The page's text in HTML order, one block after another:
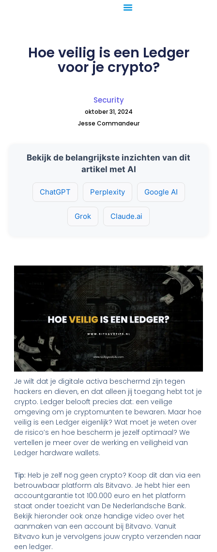
Hoe veilig is een Ledger
voor je crypto?
Security
oktober 31, 2024
Jesse Commandeur
Bekijk de belangrijkste inzichten van dit
artikel met AI
ChatGPT Perplexity Google AI
Grok Claude.ai
Je wilt dat je digitale activa beschermd zijn tegen
hackers en dieven, en dat alleen jij toegang hebt tot je
crypto. Ledger belooft precies dat: een veilige
omgeving om je cryptomunten te bewaren. Maar hoe
veilig is een Ledger eigenlijk? Wat moet je weten over
de risico’s en hoe bescherm je jezelf optimaal? We
vertellen je meer over de werking en veiligheid van
Ledger hardware wallets.
Tip: Heb je zelf nog geen crypto? Koop dit dan via een
betrouwbaar platform als Bitvavo. Je hebt hier een
accountgarantie tot 100.000 euro en het platform
staat onder toezicht van De Nederlandsche Bank.
Bekijk hieronder ook onze handige video over het
aanmaken van een account bij Bitvavo. Vanuit
Bitvavo kun je vervolgens jouw crypto verzenden naar
een ledger.